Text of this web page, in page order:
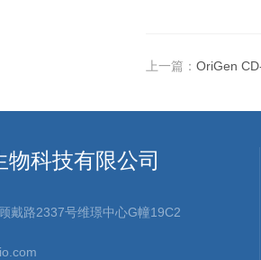
上一篇： OriGen
物科技有限公司
戴路2337号维璟中心G幢19C2